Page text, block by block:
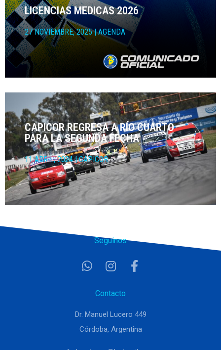
LICENCIAS MEDICAS 2026
27 NOVIEMBRE, 2025 | AGENDA
CAPICOR REGRESA A RÍO CUARTO
PARA LA SEGUNDA FECHA
11 ABRIL, 2024 | CAPICOR
Seguinos
Contacto
Dr. Manuel Lucero 449
Córdoba, Argentina